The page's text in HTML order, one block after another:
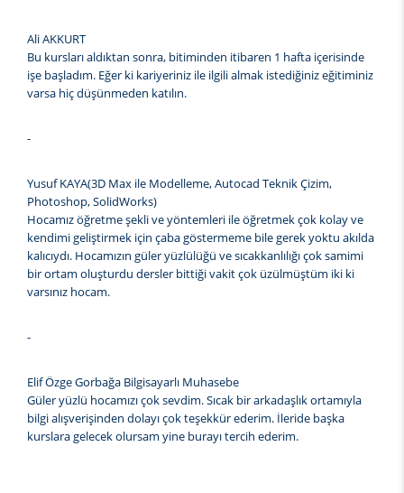
Ali AKKURT
Bu kursları aldıktan sonra, bitiminden itibaren 1 hafta içerisinde
işe başladım. Eğer ki kariyeriniz ile ilgili almak istediğiniz eğitiminiz
varsa hiç düşünmeden katılın.
-
Yusuf KAYA(3D Max ile Modelleme, Autocad Teknik Çizim,
Photoshop, SolidWorks)
Hocamız öğretme şekli ve yöntemleri ile öğretmek çok kolay ve
kendimi geliştirmek için çaba göstermeme bile gerek yoktu akılda
kalıcıydı. Hocamızın güler yüzlülüğü ve sıcakkanlılığı çok samimi
bir ortam oluşturdu dersler bittiği vakit çok üzülmüştüm iki ki
varsınız hocam.
-
Elif Özge Gorbağa Bilgisayarlı Muhasebe
Güler yüzlü hocamızı çok sevdim. Sıcak bir arkadaşlık ortamıyla
bilgi alışverişinden dolayı çok teşekkür ederim. İleride başka
kurslara gelecek olursam yine burayı tercih ederim.